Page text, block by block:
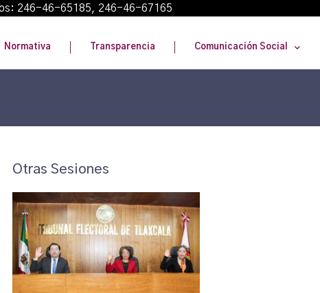
246-46-65185, 246-46-67165
Normativa Transparencia Comunicación Social
Otras Sesiones